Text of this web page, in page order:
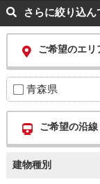
さらに絞り込ん
ご希望のエリ
青森県
ご希望の沿
建物種別